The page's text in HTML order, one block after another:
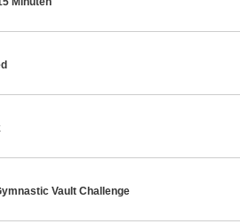
Vault Challenge